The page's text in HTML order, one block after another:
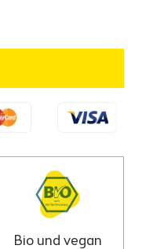
Bio und vegan